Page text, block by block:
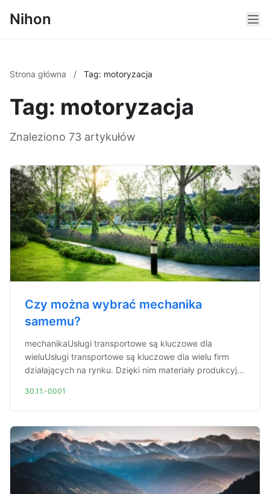
Nihon
Strona główna / Tag: motoryzacja
Tag: motoryzacja
Znaleziono 73 artykułów
Czy można wybrać mechanika
samemu?
mechanikaUsługi transportowe są kluczowe dla
wieluUsługi transportowe są kluczowe dla wielu firm
działających na rynku. Dzięki nim materiały produkcyj...
30.11.-0001